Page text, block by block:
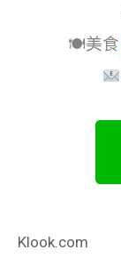
🍽美食
Klook.com